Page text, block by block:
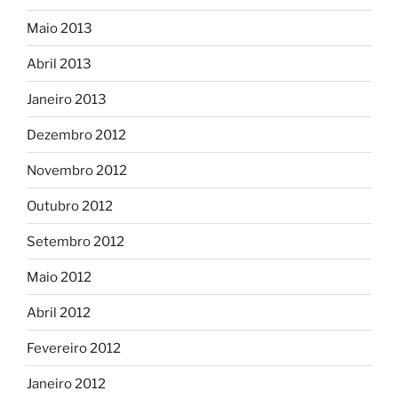
Maio 2013
Abril 2013
Janeiro 2013
Dezembro 2012
Novembro 2012
Outubro 2012
Setembro 2012
Maio 2012
Abril 2012
Fevereiro 2012
Janeiro 2012